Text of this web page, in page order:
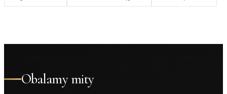
Obalamy mity